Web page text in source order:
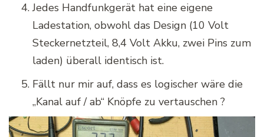
Jedes Handfunkgerät hat eine eigene
Ladestation, obwohl das Design (10 Volt
Steckernetzteil, 8,4 Volt Akku, zwei Pins zum
laden) überall identisch ist.
Fällt nur mir auf, dass es logischer wäre die
„Kanal auf / ab“ Knöpfe zu vertauschen ?